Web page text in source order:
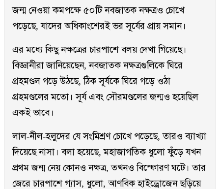
জন্ম নেওয়া কমপক্ষে ৫০টি নবজাতক নক্ষত্রও চোখে
পড়েছে, যাদের অধিকাংশেরই ভর সূর্যের প্রায় সমান।
এর মধ্যে কিছু নক্ষত্রের চারপাশে বলয় দেখা গিয়েছে।
বিজ্ঞানীরা জানিয়েছেন, নবজাতক নক্ষত্রগুলিকে ঘিরে
গ্রহমণ্ডল গড়ে উঠছে, ঠিক সূর্যকে ঘিরে গড়ে ওঠা
গ্রহমণ্ডলের মতো। সূর্য এবং সৌরমণ্ডলের জন্মও হয়েছিল
একই ভাবে।
লাল-নীল-হলুদের যে সংমিশ্রণ চোখে পড়েছে, তারও ব্যাখ্যা
দিয়েছে নাসা। বলা হয়েছে, মহাজাগতিক ধুলো ফুঁড়ে যখন
প্রথম জন্ম নেয় কোনও নক্ষত্র, তখনও বিস্ফোরণ ঘটে। তার
জেরে চারপাশে গ্যাস, ধুলো, আণবিক হাইড্রোজেন ছড়িয়ে